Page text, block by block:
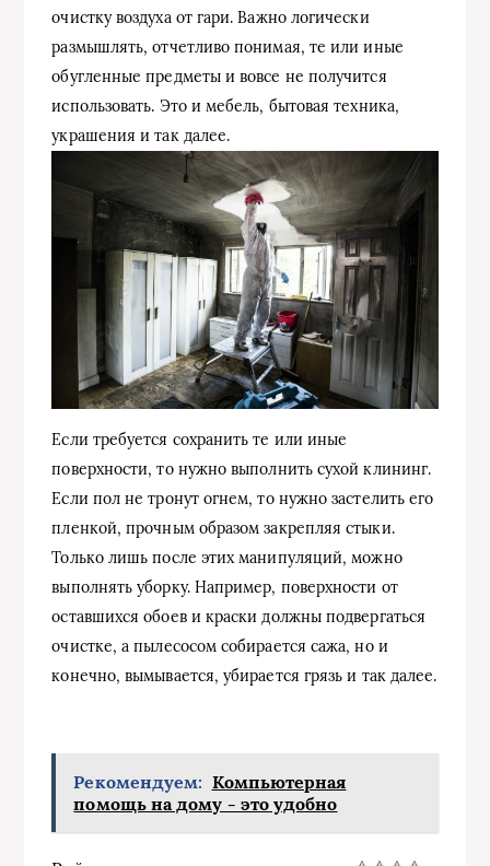
очистку воздуха от гари. Важно логически
размышлять, отчетливо понимая, те или иные
обугленные предметы и вовсе не получится
использовать. Это и мебель, бытовая техника,
украшения и так далее.
Если требуется сохранить те или иные
поверхности, то нужно выполнить сухой клининг.
Если пол не тронут огнем, то нужно застелить его
пленкой, прочным образом закрепляя стыки.
Только лишь после этих манипуляций, можно
выполнять уборку. Например, поверхности от
оставшихся обоев и краски должны подвергаться
очистке, а пылесосом собирается сажа, но и
конечно, вымывается, убирается грязь и так далее.
Рекомендуем: Компьютерная
помощь на дому - это удобно